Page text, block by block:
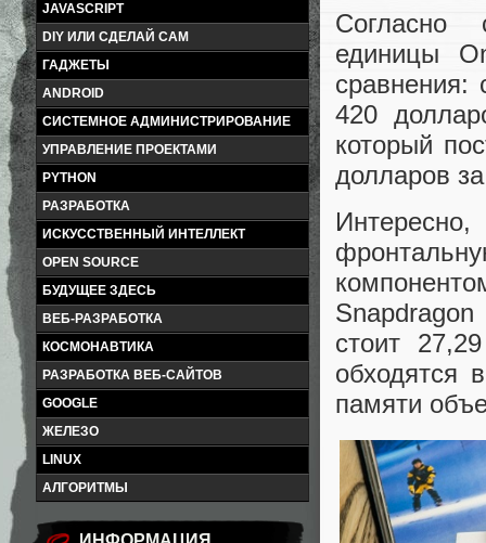
JAVASCRIPT
DIY ИЛИ СДЕЛАЙ САМ
ГАДЖЕТЫ
ANDROID
СИСТЕМНОЕ АДМИНИСТРИРОВАНИЕ
УПРАВЛЕНИЕ ПРОЕКТАМИ
PYTHON
РАЗРАБОТКА
ИСКУССТВЕННЫЙ ИНТЕЛЛЕКТ
OPEN SOURCE
БУДУЩЕЕ ЗДЕСЬ
ВЕБ-РАЗРАБОТКА
КОСМОНАВТИКА
РАЗРАБОТКА ВЕБ-САЙТОВ
GOOGLE
ЖЕЛЕЗО
LINUX
АЛГОРИТМЫ
Согласно
единицы
сравнения:
420
который
долларов
стоит
обходятся
памяти